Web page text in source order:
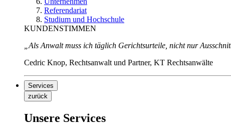
Referendariat
Studium und Hochschule
KUNDENSTIMMEN
„Als Anwalt muss ich täglich Gerichtsurteile, nicht nur
Cedric Knop, Rechtsanwalt und Partner, KT Rechtsanwälte
Services
zurück
Unsere Services